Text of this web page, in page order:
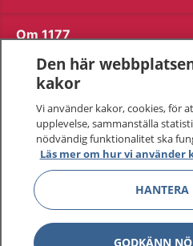
Om 1177
Kontakt
Behandling av personuppgifter
Hantering av kakor
Inställningar för kakor
Den här
kakor
Vi använder kakor, cookies, för
upplevelse, sammanställa
nödvändig funktionalitet ska
Läs mer om hur vi använder
HANTERA
GODKÄNN